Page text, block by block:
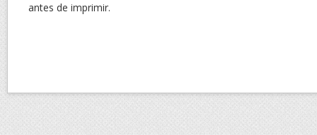
antes de imprimir.